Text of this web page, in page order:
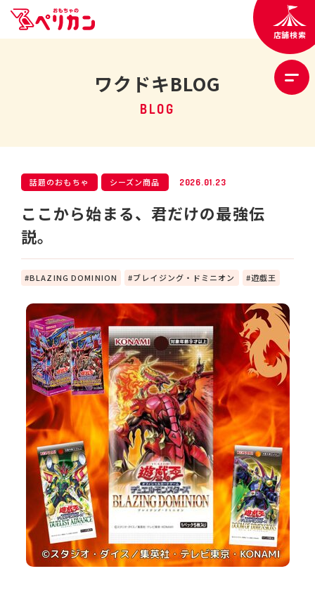
店舗検索
ワクドキBLOG
BLOG
話題のおもちゃ シーズン商品 2026.01.23
ここから始まる、君だけの最強伝
説。
BLAZING DOMINION ブレイジング・ドミニオン 遊戯王